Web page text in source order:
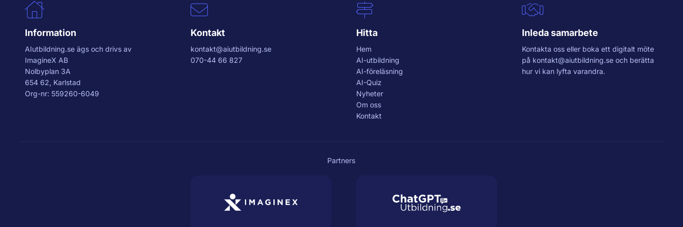
Information
AIutbildning.se ägs och drivs av
ImagineX AB
Nolbyplan 3A
654 62, Karlstad
Org-nr: 559260-6049
Kontakt
kontakt@aiutbildning.se
070-44 66 827
Hitta
Hem
AI-utbildning
AI-föreläsning
AI-Quiz
Nyheter
Om oss
Kontakt
Inleda samarbete
Kontakta oss eller boka ett digitalt möte
på kontakt@aiutbildning.se och berätta
hur vi kan lyfta varandra.
Partners